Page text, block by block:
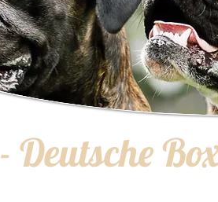
- Deutsche